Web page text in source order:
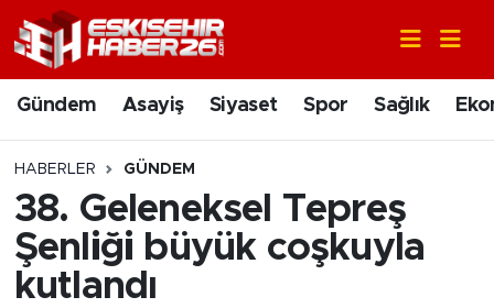
Gündem Asayiş Siyaset Spor Sağlık
HABERLER GÜNDEM
38. Geleneksel Tepreş
Şenliği büyük coşkuyla
kutlandı
Gündem
Asayiş
Siyaset
Spor
Nöbetçi Eczaneler
Hava Durumu
Trafik Durumu
Süper Lig Puan Durumu ve Fikstür